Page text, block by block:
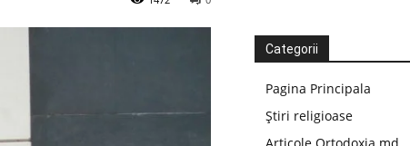
Categorii
Pagina Principala
Știri religioase